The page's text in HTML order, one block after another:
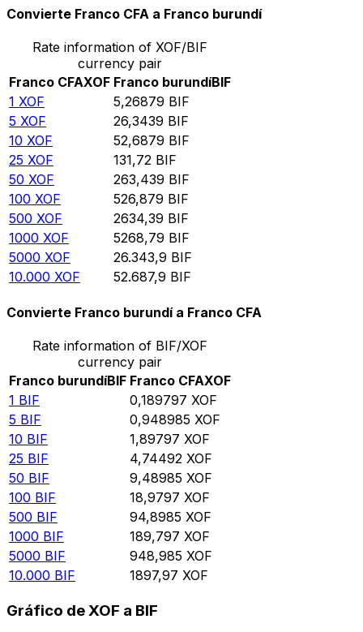
Convierte Franco CFA a Franco burundí
Rate information of XOF/BIF
currency pair
Franco CFAXOF Franco burundíBIF
1 XOF 5,26879 BIF
5 XOF 26,3439 BIF
10 XOF 52,6879 BIF
25 XOF 131,72 BIF
50 XOF 263,439 BIF
100 XOF 526,879 BIF
500 XOF 2634,39 BIF
1000 XOF 5268,79 BIF
5000 XOF 26.343,9 BIF
10.000 XOF 52.687,9 BIF
Convierte Franco burundí a Franco CFA
Rate information of BIF/XOF
currency pair
Franco burundíBIF Franco CFAXOF
1 BIF 0,189797 XOF
5 BIF 0,948985 XOF
10 BIF 1,89797 XOF
25 BIF 4,74492 XOF
50 BIF 9,48985 XOF
100 BIF 18,9797 XOF
500 BIF 94,8985 XOF
1000 BIF 189,797 XOF
5000 BIF 948,985 XOF
10.000 BIF 1897,97 XOF
Gráfico de XOF a BIF